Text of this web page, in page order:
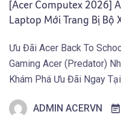
[Acer Computex 2026]
Laptop Mới Trang Bị Bộ
Ưu Đãi Acer Back To
Gaming Acer (Predator)
Khám Phá Ưu Đãi Ngay
ADMIN ACERVN